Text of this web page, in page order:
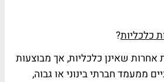
כלכליות?
אחרות שאינן כלכליות, אך מבוצעות
ממעמד חברתי בינוני או גבוה,